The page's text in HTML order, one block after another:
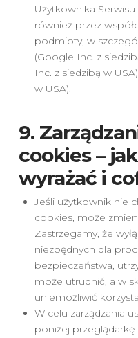
Użytkownika
również przez
podmioty, w
(Google Inc. z
Inc. z siedzibą w
w USA).
9.
cookies –
wyrażać i
Jeśli użytkownik nie
cookies, może
Zastrzegamy, że
niezbędnych dla
bezpieczeństwa,
może utrudnić, a w
uniemożliwić
W celu zarządzania
poniżej